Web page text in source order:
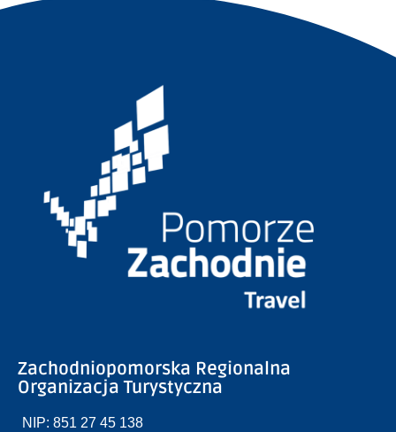
Zachodniopomorska Regionalna
Organizacja Turystyczna
NIP: 851 27 45 138